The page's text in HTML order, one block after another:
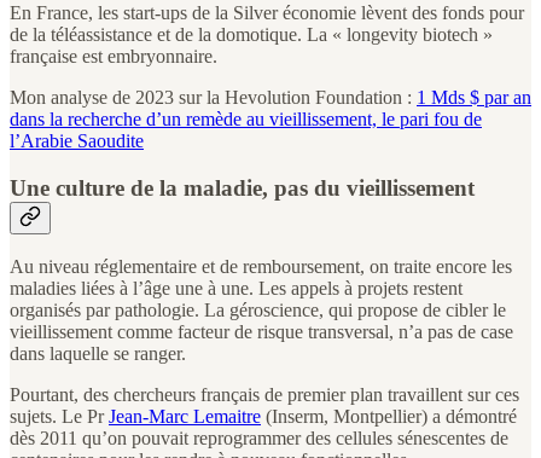
En France, les start-ups de la Silver économie lèvent des fonds pour
de la téléassistance et de la domotique. La « longevity biotech »
française est embryonnaire.
Mon analyse de 2023 sur la Hevolution Foundation : 1 Mds $ par an
dans la recherche d’un remède au vieillissement, le pari fou de
l’Arabie Saoudite
Une culture de la maladie, pas du vieillissement
Au niveau réglementaire et de remboursement, on traite encore les
maladies liées à l’âge une à une. Les appels à projets restent
organisés par pathologie. La géroscience, qui propose de cibler le
vieillissement comme facteur de risque transversal, n’a pas de case
dans laquelle se ranger.
Pourtant, des chercheurs français de premier plan travaillent sur ces
sujets. Le PrJean-Marc Lemaitre (Inserm, Montpellier) a démontré
dès 2011 qu’on pouvait reprogrammer des cellules sénescentes de